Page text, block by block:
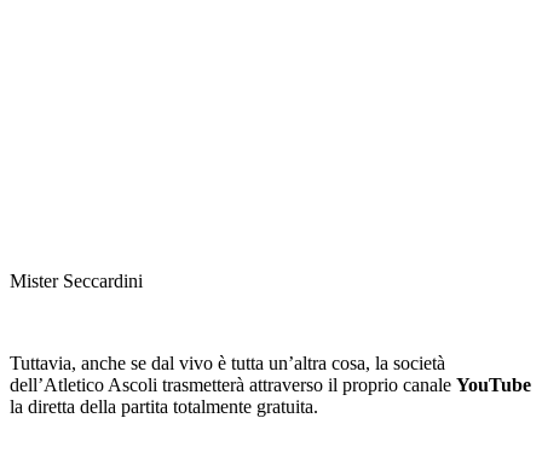
Mister Seccardini
Tuttavia, anche se dal vivo è tutta un’altra cosa, la società
dell’Atletico Ascoli trasmetterà attraverso il proprio canale YouTube
la diretta della partita totalmente gratuita.